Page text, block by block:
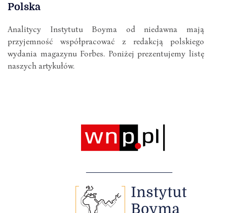
Polska
Analitycy Instytutu Boyma od niedawna mają
przyjemność współpracować z redakcją polskiego
wydania magazynu Forbes. Poniżej prezentujemy listę
naszych artykułów.